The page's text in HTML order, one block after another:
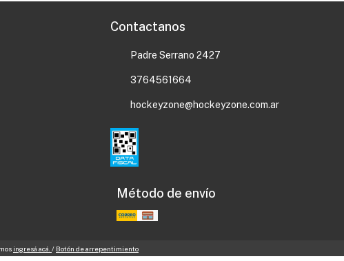
Contactanos
Padre Serrano 2427
3764561664
hockeyzone@hockeyzone.com.ar
Método de envío
ingresá acá. / Botón de arrepentimiento